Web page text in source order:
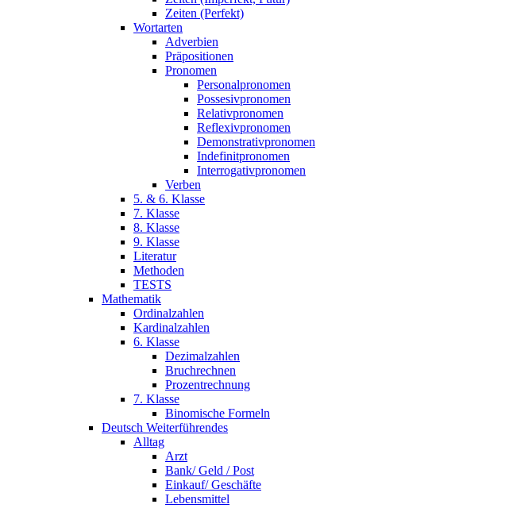
Zeiten (Perfekt)
Wortarten
Adverbien
Präpositionen
Pronomen
Personalpronomen
Possesivpronomen
Relativpronomen
Reflexivpronomen
Demonstrativpronomen
Indefinitpronomen
Interrogativpronomen
Verben
5. & 6. Klasse
7. Klasse
8. Klasse
9. Klasse
Literatur
Methoden
TESTS
Mathematik
Ordinalzahlen
Kardinalzahlen
6. Klasse
Dezimalzahlen
Bruchrechnen
Prozentrechnung
7. Klasse
Binomische Formeln
Deutsch Weiterführendes
Alltag
Arzt
Bank/ Geld / Post
Einkauf/ Geschäfte
Lebensmittel